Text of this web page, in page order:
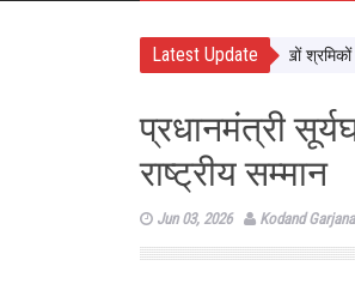
Latest Update
कल्याण को नई दिशा, ढाई साल में लाखों श्रमिकों को
प्रधानमंत्री
राष्ट्रीय सम्मान
Jun 03, 2026 Kodand Garjana